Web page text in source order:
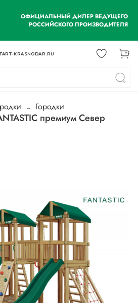
ОФИЦИАЛЬНЫЙ ДИЛЕР ВЕДУЩЕГО
РОССИЙСКОГО ПРОИЗВОДИТЕЛЯ
KRASNODAR.RU
Городки
премиум Север